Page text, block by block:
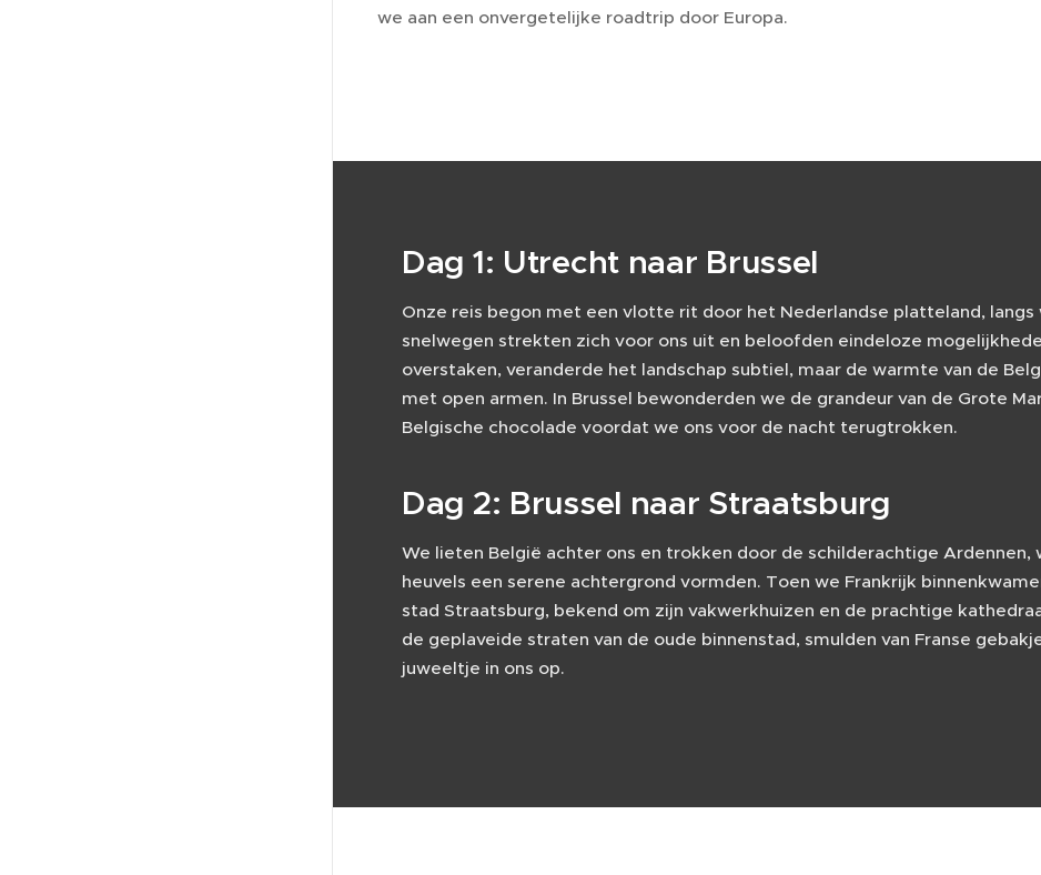
we aan een onvergetelijke roadtrip door Europa.
Dag 1: Utrecht naar Brussel
Onze reis begon met een vlotte rit door het Nederlandse platteland, langs
snelwegen strekten zich voor ons uit en beloofden eindeloze
overstaken, veranderde het landschap subtiel, maar de warmte van de
met open armen. In Brussel bewonderden we de grandeur van de Grote
Belgische chocolade voordat we ons voor de nacht terugtrokken.
Dag 2: Brussel naar Straatsburg
We lieten België achter ons en trokken door de schilderachtige Ardennen,
heuvels een serene achtergrond vormden. Toen we Frankrijk
stad Straatsburg, bekend om zijn vakwerkhuizen en de prachtige
de geplaveide straten van de oude binnenstad, smulden van Franse
juweeltje in ons op.